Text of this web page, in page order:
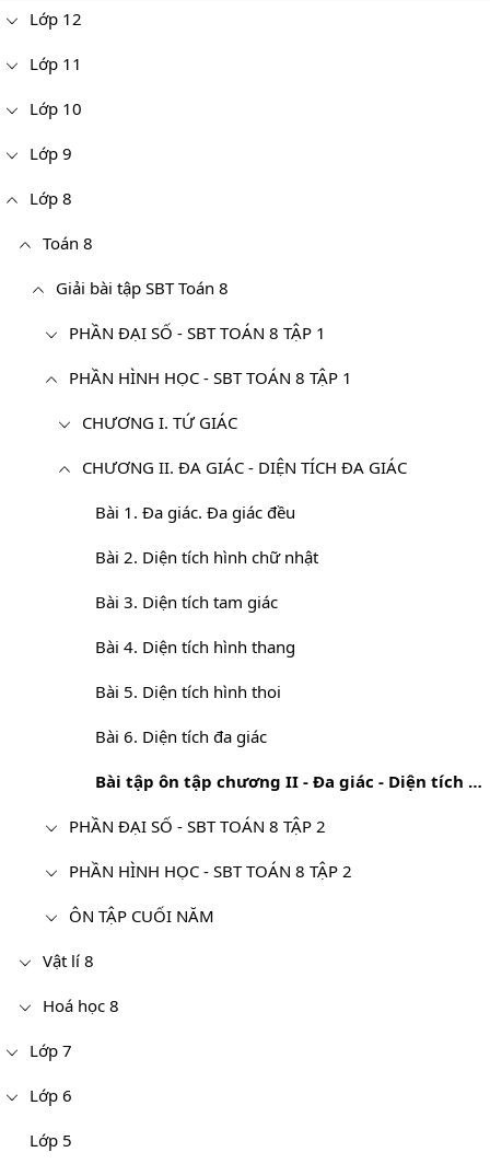
Lớp 12
Lớp 11
Lớp 10
Lớp 9
Lớp 8
Toán 8
Giải bài tập SBT Toán 8
PHẦN ĐẠI SỐ - SBT TOÁN 8 TẬP 1
PHẦN HÌNH HỌC - SBT TOÁN 8 TẬP 1
CHƯƠNG I. TỨ GIÁC
CHƯƠNG II. ĐA GIÁC - DIỆN TÍCH ĐA GIÁC
Bài 1. Đa giác. Đa giác đều
Bài 2. Diện tích hình chữ nhật
Bài 3. Diện tích tam giác
Bài 4. Diện tích hình thang
Bài 5. Diện tích hình thoi
Bài 6. Diện tích đa giác
Bài tập ôn tập chương II - Đa giác - Diện tích đa giác
PHẦN ĐẠI SỐ - SBT TOÁN 8 TẬP 2
PHẦN HÌNH HỌC - SBT TOÁN 8 TẬP 2
ÔN TẬP CUỐI NĂM
Vật lí 8
Hoá học 8
Lớp 7
Lớp 6
Lớp 5